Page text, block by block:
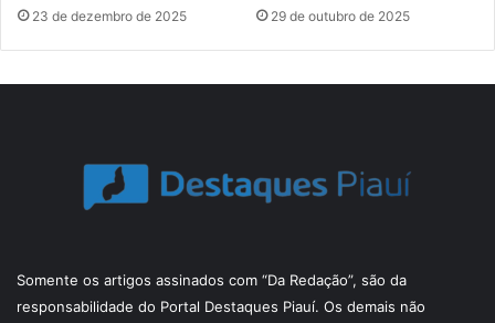
23 de dezembro de 2025 29 de outubro de 2025
Somente os artigos assinados com “Da Redação”, são da
responsabilidade do Portal Destaques Piauí. Os demais não